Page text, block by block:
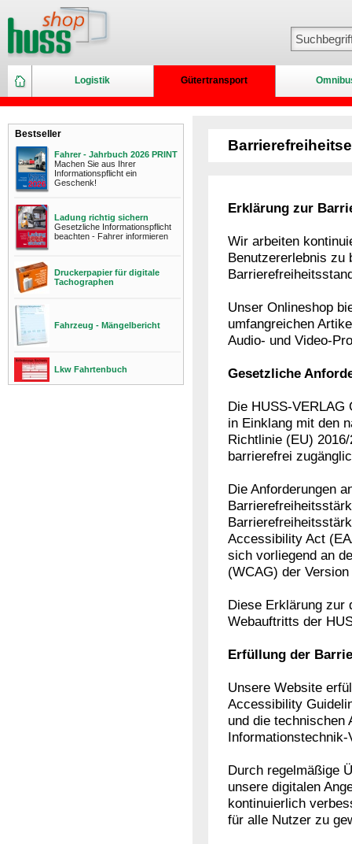
Logistik Gütertransport
Bestseller
Fahrer - Jahrbuch 2026 PRINT
Machen Sie aus Ihrer
Informationspflicht ein
Geschenk!
Ladung richtig sichern
Gesetzliche Informationspflicht
beachten - Fahrer informieren
Druckerpapier für digitale
Tachographen
Fahrzeug - Mängelbericht
Lkw Fahrtenbuch
Erklärung zur
Wir arbeiten
Benutzererlebnis zu
Unser Onlineshop
umfangreichen
Audio- und Video-
Gesetzliche
Die HUSS-VERLAG
in Einklang mit den
Richtlinie (EU)
barrierefrei
Die Anforderungen
Accessibility Act
sich vorliegend an
(WCAG) der
Diese Erklärung zur
Webauftritts der
Erfüllung der
Unsere Website
Accessibility
und die technischen
Durch regelmäßige
unsere digitalen
kontinuierlich
für alle Nutzer zu